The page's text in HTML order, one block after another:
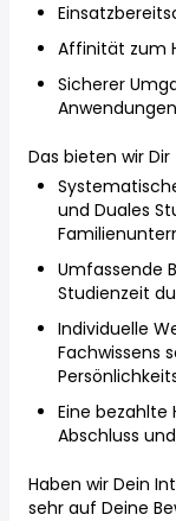
Affinität zum
Sicherer
Anwendungen
Das bieten wir Dir
und Duales
Umfassende
Studienzeit
Individuelle
Fachwissens
Eine
Abschluss
Haben wir Dein
sehr auf Deine